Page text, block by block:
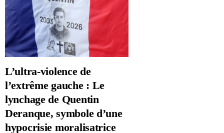
L’ultra-violence de
l’extrême gauche : Le
lynchage de Quentin
Deranque, symbole d’une
hypocrisie moralisatrice